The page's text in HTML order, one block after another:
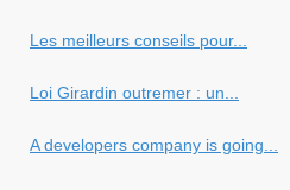
Les meilleurs conseils pour...
Loi Girardin outremer : un...
A developers company is going...